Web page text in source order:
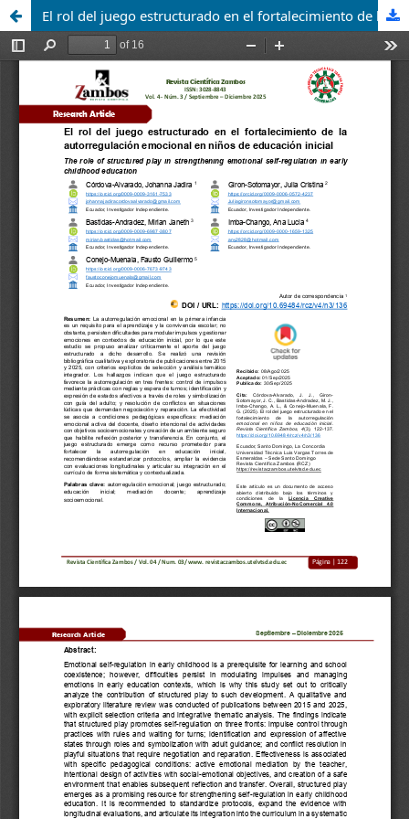
El rol del juego estructurado en el fortalecimiento de la autorregulación emocional en niños de educación inicial